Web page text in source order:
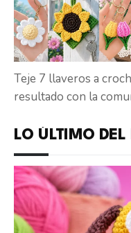
Teje 7 llaveros a
resultado con la
LO ÚLTIMO DEL